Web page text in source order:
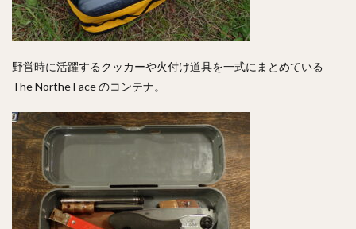
野営時に活躍するクッカーや火付け道具を一式にまとめている
The Northe Face のコンテナ。